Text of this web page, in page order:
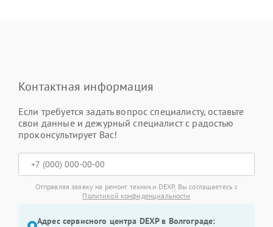
Контактная информация
Если требуется задать вопрос специалисту, оставьте
свои данные и дежурный специалист с радостью
проконсультирует Вас!
Отправляя заявку на ремонт техники DEXP, Вы соглашаетесь с
Политикой конфиденциальности
Адрес сервисного центра DEXP в Волгограде: